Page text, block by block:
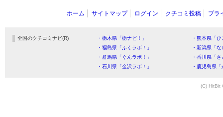
ホーム サイトマップ ログイン クチコミ投稿 プラ
全国のクチコミナビ(R) ・栃木県「栃ナビ！」
・熊本県「
・福島県「ふくラボ！」
・新潟県「
・群馬県「ぐんラボ！」
・香川県「
・石川県「金沢ラボ！」
・鹿児島県
(C) HitBit